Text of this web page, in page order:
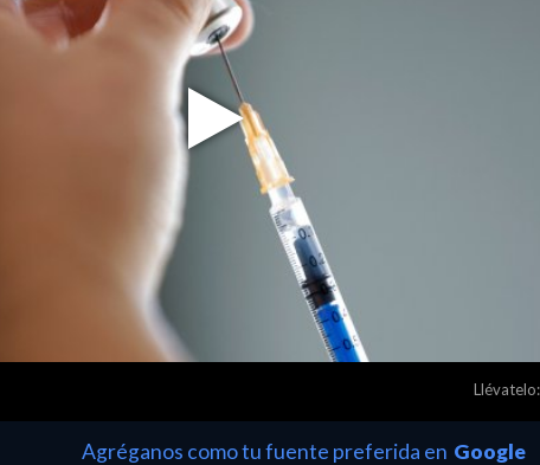
Play
Video
Llévatelo:
Agréganos como tu fuente preferida en Google